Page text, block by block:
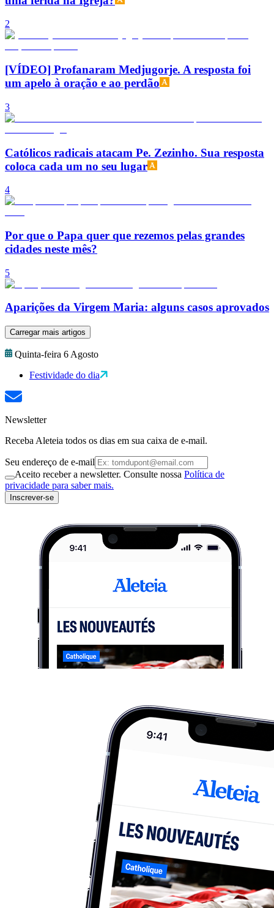
2
[VÍDEO] Profanaram Medjugorje. A resposta foi
um apelo à oração e ao perdão
3
Católicos radicais atacam Pe. Zezinho. Sua resposta
coloca cada um no seu lugar
4
Por que o Papa quer que rezemos pelas grandes
cidades neste mês?
5
Aparições da Virgem Maria: alguns casos aprovados
Carregar mais artigos
Quinta-feira 6 Agosto
Festividade do dia
Newsletter
Receba Aleteia todos os dias em sua caixa de e-mail.
Seu endereço de e-mail
Aceito receber a newsletter. Consulte nossa Política de
privacidade para saber mais.
Inscrever-se